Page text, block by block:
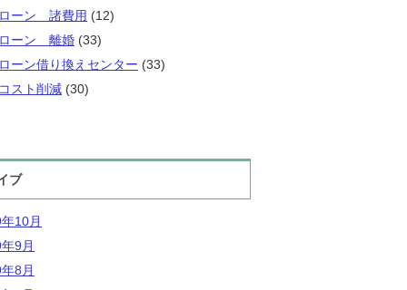
ーン 諸費用 (12)
ーン 離婚 (33)
ーン借り換えセンター (33)
スト削減 (30)
ブ
10月
9月
8月